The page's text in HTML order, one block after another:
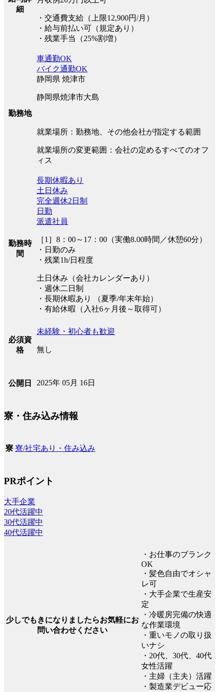
細
・交通費支給（上限12,900円/月）
・給与前払い可（規定あり）
・残業手当（25%割増）
勤務地
車通勤OK
バイク通勤OK
静岡県 焼津市
静岡県焼津市大島
就業場所：勤務地、その他会社が指定する範囲
就業場所の変更範囲：会社の定めるすべてのオフ
ィス
勤務時
間
長期休暇あり
土日休み
完全週休2日制
日勤
派遣社員
［1］8：00～17：00（実働8.00時間／休憩60分）
・日勤のみ
・残業1h/日程度
土日休み（会社カレンダーあり）
・週休二日制
・長期休暇あり （夏季/年末年始）
・有給休暇（入社6ヶ月後～取得可）
必須資
格
未経験・初心者も歓迎
無し
公開日 2025年 05月 16日
寮・住み込み情報
寮 寮/社宅あり・住み込み
PRポイント
大手企業
20代活躍中
30代活躍中
40代活躍中
少しでもきになりましたらお気軽にお
問い合わせください
・お仕事のブランク
OK
・髪色自由でオシャ
レ可
・大手企業で生産安
定
・冷暖房完備の快適
な作業環境
・重いモノの取り扱
いナシ
・20代、30代、40代
女性活躍
・主婦（主夫）活躍
・製造業デビュー応